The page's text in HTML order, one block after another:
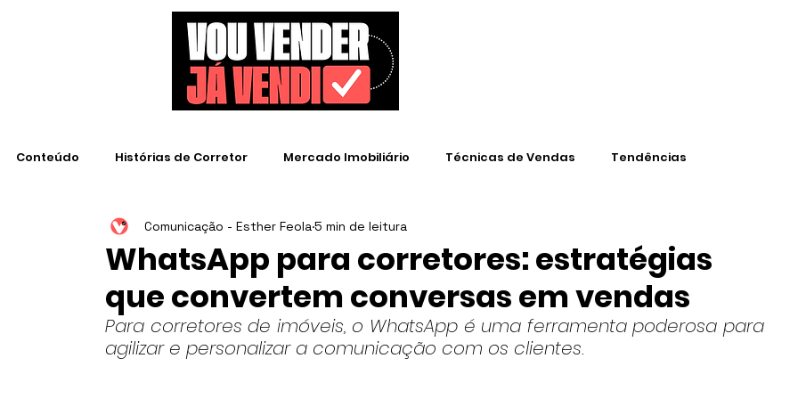
Conteúdo Histórias de Corretor Mercado Imobiliário Técnicas de Vendas Tendências
Empresas de Destaque
WhatsApp para corretores: estratégias
que convertem conversas em vendas
Comunicação - Esther Feola 5 min de leitura
Para corretores de imóveis, o WhatsApp é uma ferramenta poderosa para
agilizar e personalizar a comunicação com os clientes.